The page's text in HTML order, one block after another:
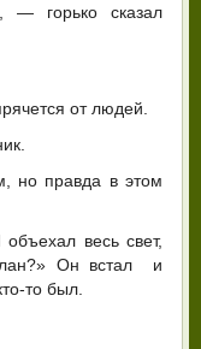
горько сказал
от людей.
но правда в этом
весь свет,
Он встал и
то был.